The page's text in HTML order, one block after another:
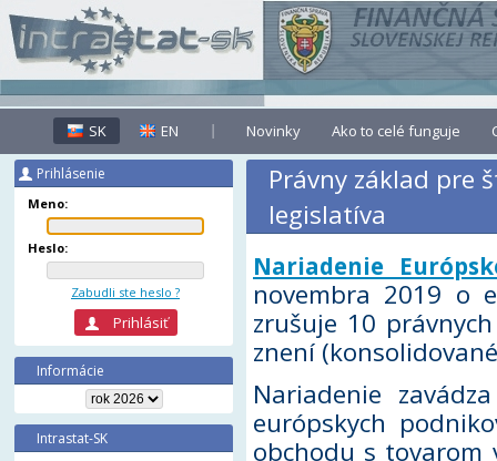
SK EN Novinky Ako to celé funguje
Prihlásenie
Meno:
Heslo:
Zabudli ste heslo ?
Informácie
Intrastat-SK
Právny základ pre
legislatíva
Nariadenie
novembra 2019 o
zrušuje 10
znení
Nariadenie
európskych
obchodu s tovarom